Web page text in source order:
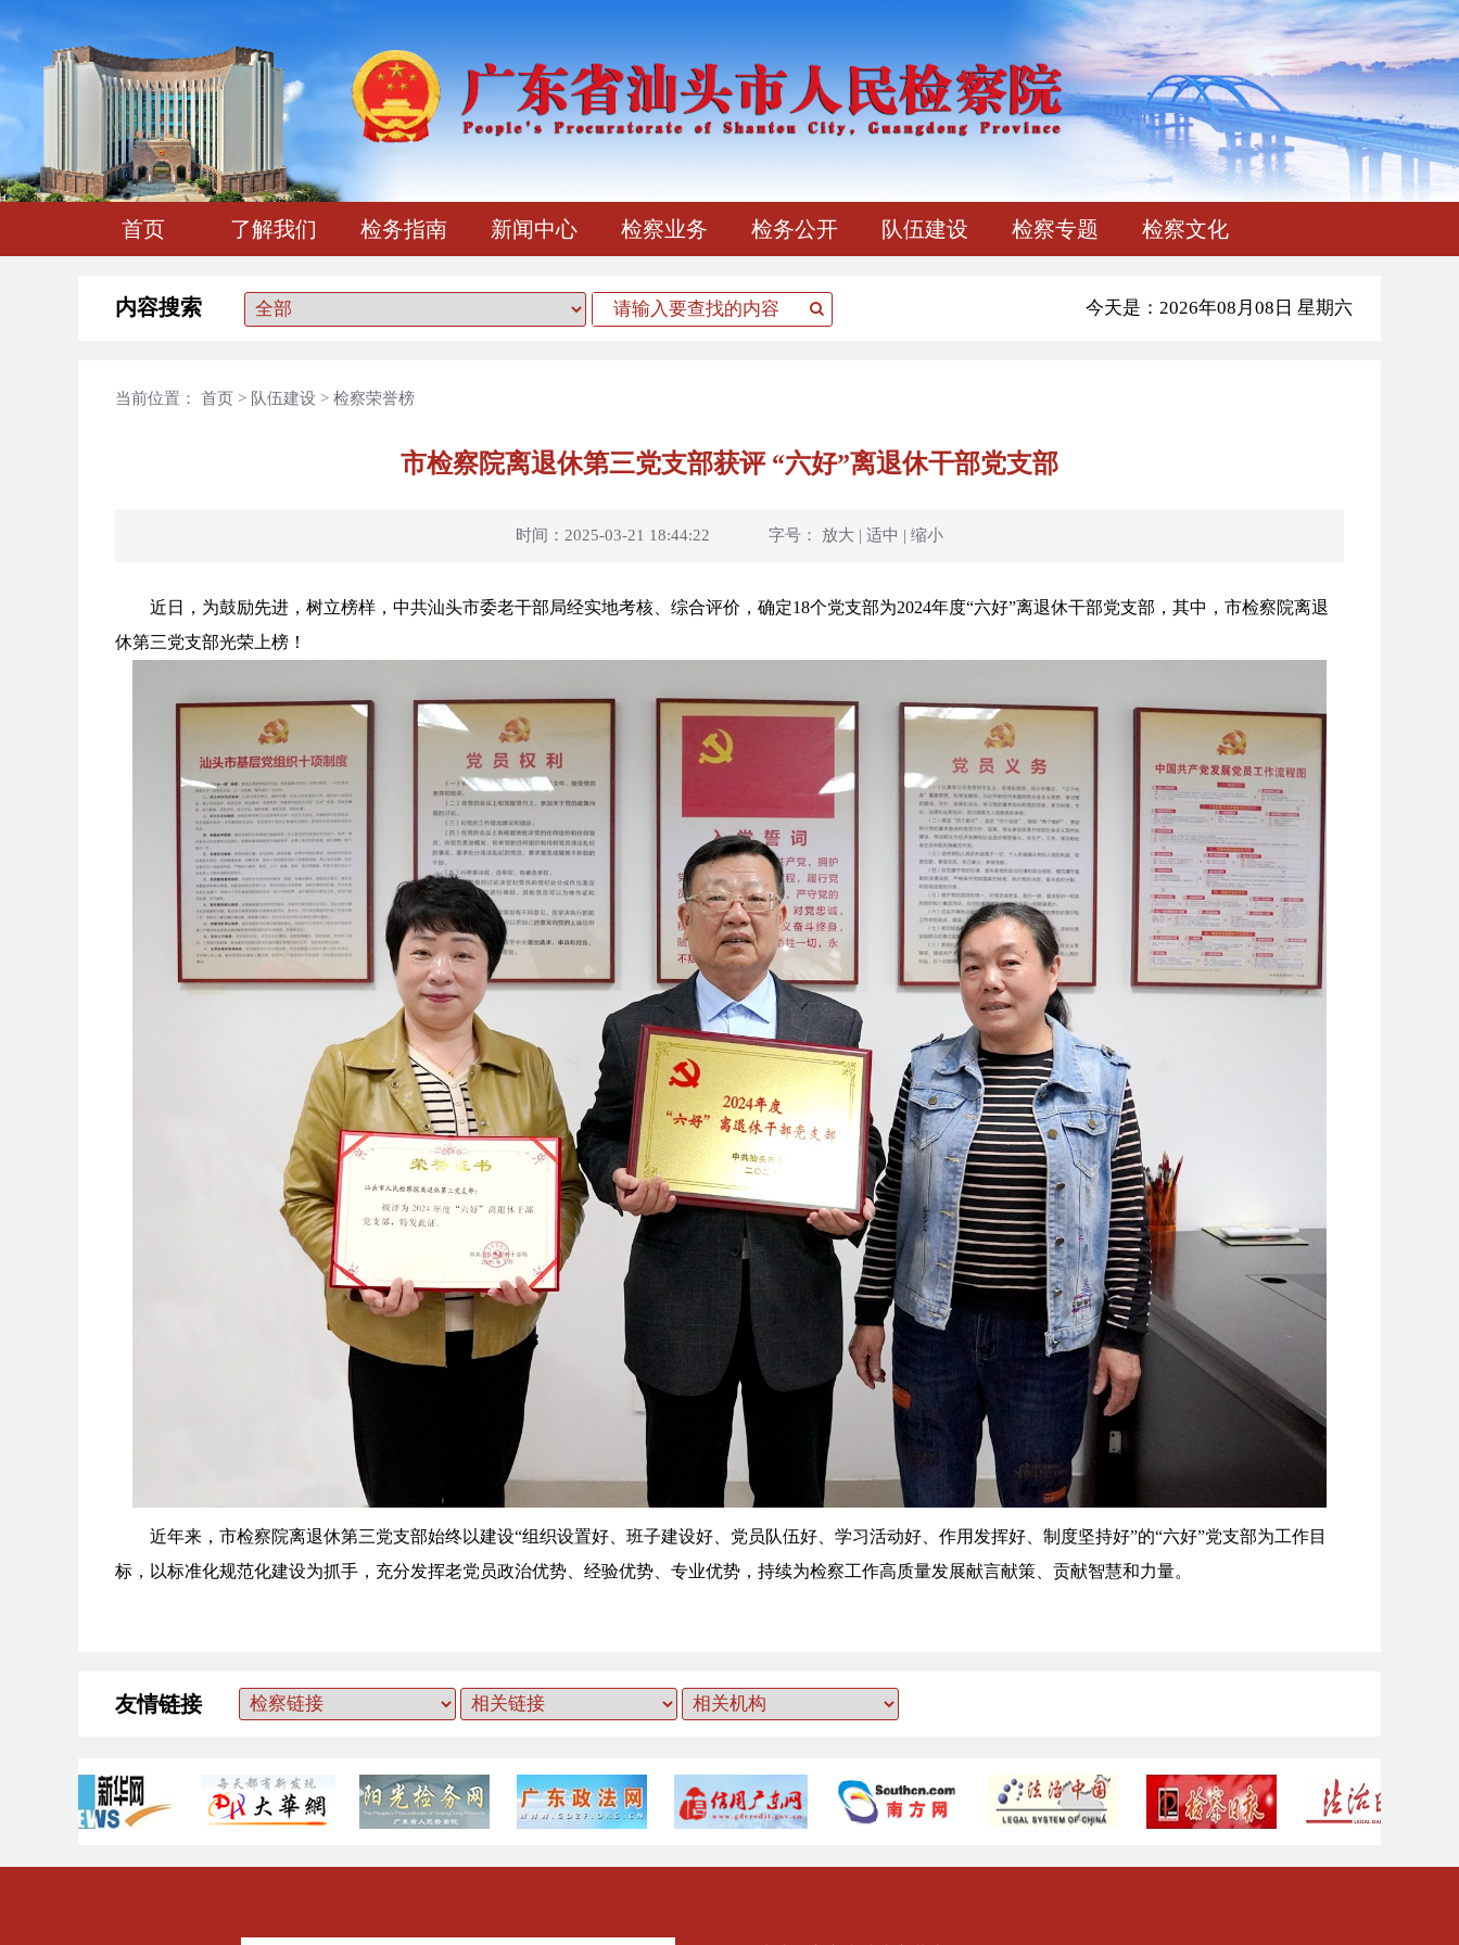
首页 了解我们 检务指南 新闻中心 检察业务 检务公开 队伍建设 检察专题 检察文化
内容搜索 今天是：2026年08月08日 星期六
当前位置： 首页 > 队伍建设 > 检察荣誉榜
市检察院离退休第三党支部获评 “六好”离退休干部党支部
时间：2025-03-21 18:44:22 字号： 放大 | 适中 | 缩小
近日，为鼓励先进，树立榜样，中共汕头市委老干部局经实地考核、综合评价，确定18个党支部为2024年度“六好”离退休干部党支部，其中，市检察院离退
休第三党支部光荣上榜！
近年来，市检察院离退休第三党支部始终以建设“组织设置好、班子建设好、党员队伍好、学习活动好、作用发挥好、制度坚持好”的“六好”党支部为工作目
标，以标准化规范化建设为抓手，充分发挥老党员政治优势、经验优势、专业优势，持续为检察工作高质量发展献言献策、贡献智慧和力量。
友情链接